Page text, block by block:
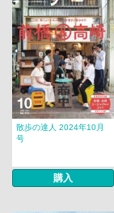
散歩の達人 2024年10月
号
購入